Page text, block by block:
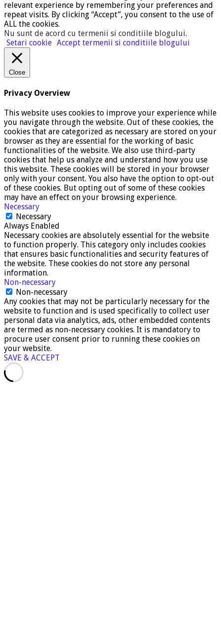
relevant experience by remembering your preferences and
repeat visits. By clicking “Accept”, you consent to the use of
ALL the cookies.
Nu sunt de acord cu termenii si conditiile blogului.
Setari cookie Accept termenii si conditiile blogului
Close
Privacy Overview
This website uses cookies to improve your experience while
you navigate through the website. Out of these cookies, the
cookies that are categorized as necessary are stored on your
browser as they are essential for the working of basic
functionalities of the website. We also use third-party
cookies that help us analyze and understand how you use
this website. These cookies will be stored in your browser
only with your consent. You also have the option to opt-out
of these cookies. But opting out of some of these cookies
may have an effect on your browsing experience.
Necessary
Necessary
Always Enabled
Necessary cookies are absolutely essential for the website
to function properly. This category only includes cookies
that ensures basic functionalities and security features of
the website. These cookies do not store any personal
information.
Non-necessary
Non-necessary
Any cookies that may not be particularly necessary for the
website to function and is used specifically to collect user
personal data via analytics, ads, other embedded contents
are termed as non-necessary cookies. It is mandatory to
procure user consent prior to running these cookies on
your website.
SAVE & ACCEPT